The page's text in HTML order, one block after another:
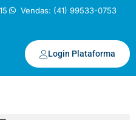
Vendas: (41) 99533-0753
Login Plataforma